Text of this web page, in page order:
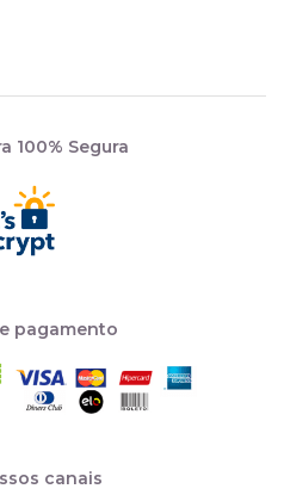
100% Segura
pagamento
canais